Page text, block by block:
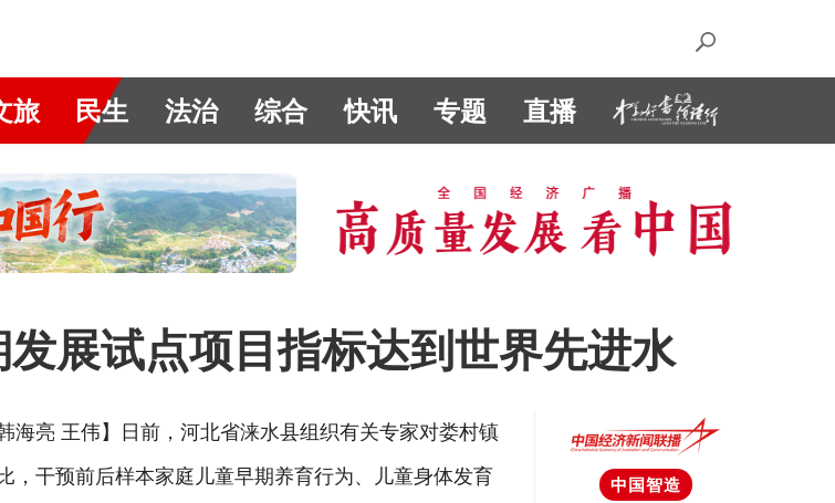
旅 民生 法治 综合 快讯 专题 直播
展试点项目指标达到世界先进水
海亮 王伟】日前，河北省涞水县组织有关专家对娄村镇
干预前后样本家庭儿童早期养育行为、儿童身体发育
中国智造